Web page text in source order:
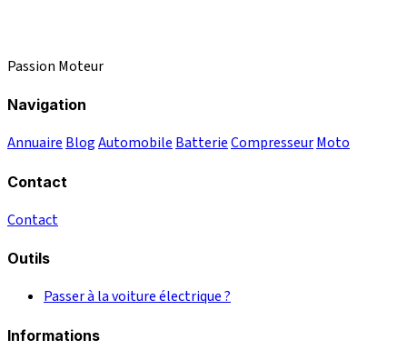
Passion Moteur
Navigation
Annuaire BlogAutomobile BatterieCompresseurMoto
Contact
Contact
Outils
Passer à la voiture électrique ?
Informations